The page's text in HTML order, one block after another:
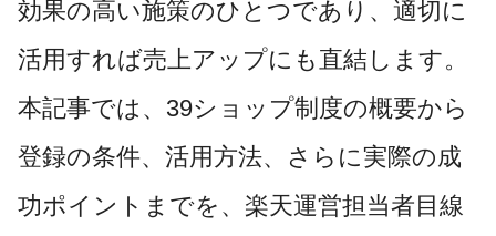
効果の高い施策のひとつであり、適切に
活用すれば売上アップにも直結します。
本記事では、39ショップ制度の概要から
登録の条件、活用方法、さらに実際の成
功ポイントまでを、楽天運営担当者目線